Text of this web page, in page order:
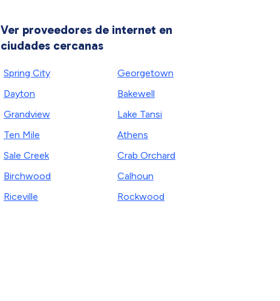
Ver proveedores de internet en
ciudades cercanas
Spring City
Dayton
Grandview
Ten Mile
Sale Creek
Birchwood
Riceville
Georgetown
Bakewell
Lake Tansi
Athens
Crab Orchard
Calhoun
Rockwood